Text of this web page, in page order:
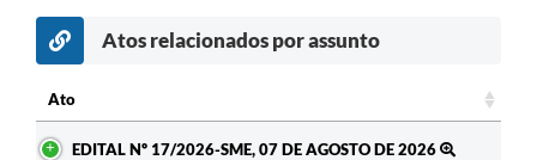
Atos relacionados por assunto
Ato
EDITAL Nº 17/2026-SME, 07 DE AGOSTO DE 2026